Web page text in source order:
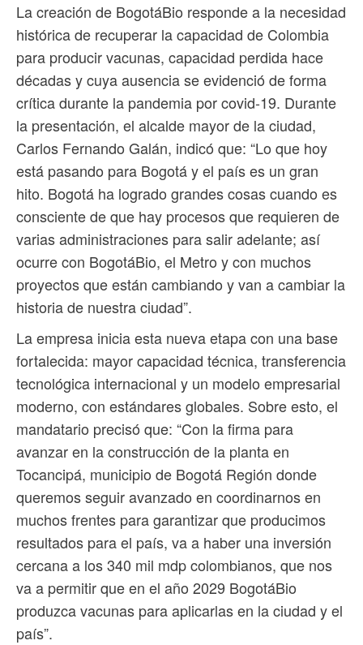
La creación de BogotáBio responde a la necesidad
histórica de recuperar la capacidad de Colombia
para producir vacunas, capacidad perdida hace
décadas y cuya ausencia se evidenció de forma
crítica durante la pandemia por covid-19. Durante
la presentación, el alcalde mayor de la ciudad,
Carlos Fernando Galán, indicó que: “Lo que hoy
está pasando para Bogotá y el país es un gran
hito. Bogotá ha logrado grandes cosas cuando es
consciente de que hay procesos que requieren de
varias administraciones para salir adelante; así
ocurre con BogotáBio, el Metro y con muchos
proyectos que están cambiando y van a cambiar la
historia de nuestra ciudad”.
La empresa inicia esta nueva etapa con una base
fortalecida: mayor capacidad técnica, transferencia
tecnológica internacional y un modelo empresarial
moderno, con estándares globales. Sobre esto, el
mandatario precisó que: “Con la firma para
avanzar en la construcción de la planta en
Tocancipá, municipio de Bogotá Región donde
queremos seguir avanzado en coordinarnos en
muchos frentes para garantizar que producimos
resultados para el país, va a haber una inversión
cercana a los 340 mil mdp colombianos, que nos
va a permitir que en el año 2029 BogotáBio
produzca vacunas para aplicarlas en la ciudad y el
país”.